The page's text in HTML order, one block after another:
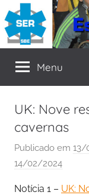
Pular
para
SER
Espeleorresgate
SBE
Menu
UK: Nove
cavernas
Publicado em 13/
14/02/2024
Notícia 1 – UK: